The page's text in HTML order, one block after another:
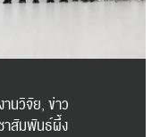
านวิจัย, ข่าว
าสัมพันธ์ผึ้ง